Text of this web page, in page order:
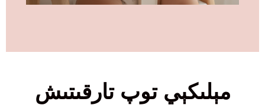
مېلىكېي توپ تارقىتىش